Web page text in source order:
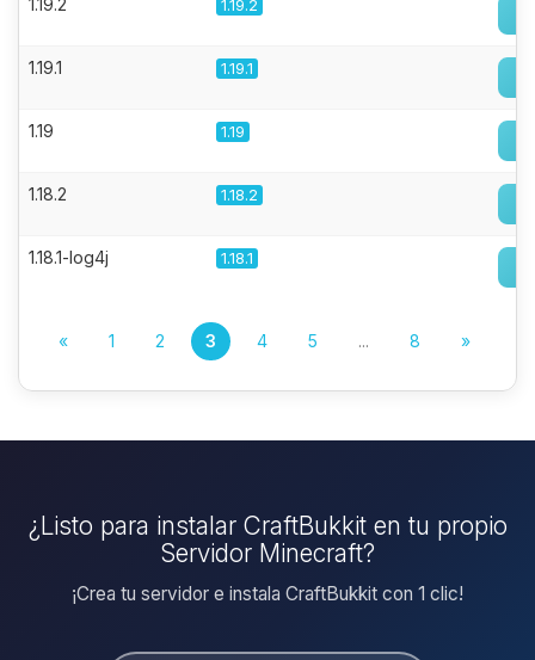
1.19.2 1.19.2
1.19.1 1.19.1
1.19 1.19
1.18.2 1.18.2
1.18.1-log4j 1.18.1
« 1 2 3 4 5 ... 8 »
¿Listo para instalar CraftBukkit en tu propio
Servidor Minecraft?
¡Crea tu servidor e instala CraftBukkit con 1 clic!